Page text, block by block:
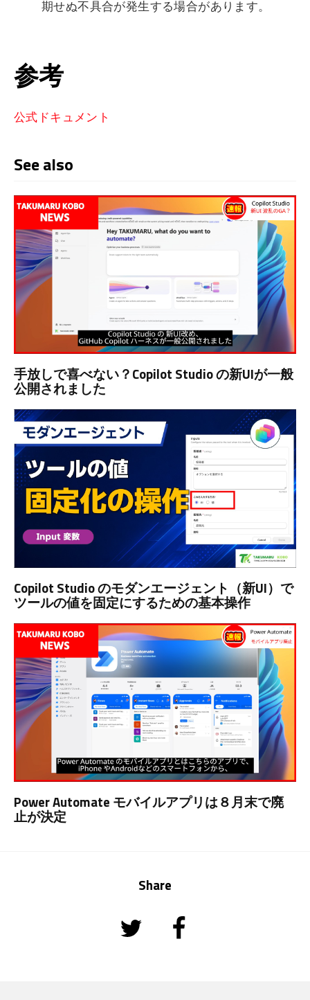
期せぬ不具合が発生する場合があります。
参考
公式ドキュメント
See also
手放しで喜べない？Copilot Studio の新UIが一般
公開されました
Copilot Studio のモダンエージェント（新UI）で
ツールの値を固定にするための基本操作
Power Automate モバイルアプリは８月末で廃
止が決定
Share